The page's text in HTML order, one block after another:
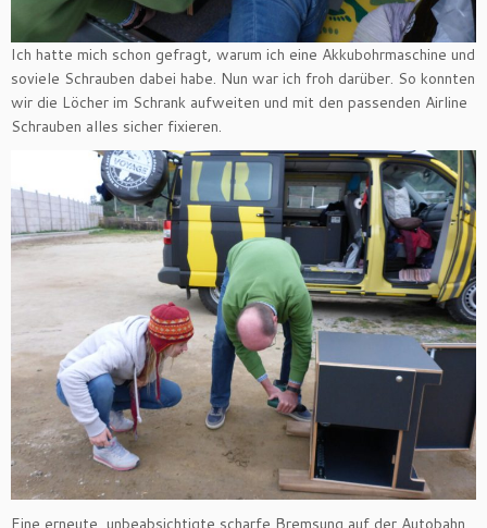
Ich hatte mich schon gefragt, warum ich eine Akkubohrmaschine und
soviele Schrauben dabei habe. Nun war ich froh darüber. So konnten
wir die Löcher im Schrank aufweiten und mit den passenden Airline
Schrauben alles sicher fixieren.
Eine erneute, unbeabsichtigte scharfe Bremsung auf der Autobahn